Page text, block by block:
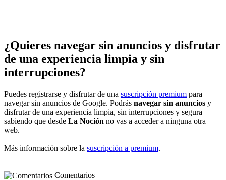
¿Quieres navegar sin anuncios y disfrutar
de una experiencia limpia y sin
interrupciones?
Puedes registrarse y disfrutar de una suscripción premium para
navegar sin anuncios de Google. Podrás navegar sin anuncios y
disfrutar de una experiencia limpia, sin interrupciones y segura
sabiendo que desde La Noción no vas a acceder a ninguna otra
web.
Más información sobre la suscripción a premium.
Comentarios